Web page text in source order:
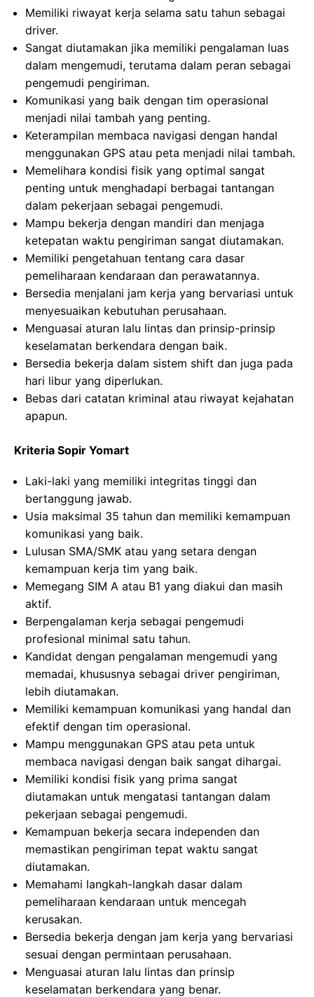
Memiliki riwayat kerja selama satu tahun sebagai
driver.
Sangat diutamakan jika memiliki pengalaman luas
dalam mengemudi, terutama dalam peran sebagai
pengemudi pengiriman.
Komunikasi yang baik dengan tim operasional
menjadi nilai tambah yang penting.
Keterampilan membaca navigasi dengan handal
menggunakan GPS atau peta menjadi nilai tambah.
Memelihara kondisi fisik yang optimal sangat
penting untuk menghadapi berbagai tantangan
dalam pekerjaan sebagai pengemudi.
Mampu bekerja dengan mandiri dan menjaga
ketepatan waktu pengiriman sangat diutamakan.
Memiliki pengetahuan tentang cara dasar
pemeliharaan kendaraan dan perawatannya.
Bersedia menjalani jam kerja yang bervariasi untuk
menyesuaikan kebutuhan perusahaan.
Menguasai aturan lalu lintas dan prinsip-prinsip
keselamatan berkendara dengan baik.
Bersedia bekerja dalam sistem shift dan juga pada
hari libur yang diperlukan.
Bebas dari catatan kriminal atau riwayat kejahatan
apapun.
Kriteria Sopir Yomart
Laki-laki yang memiliki integritas tinggi dan
bertanggung jawab.
Usia maksimal 35 tahun dan memiliki kemampuan
komunikasi yang baik.
Lulusan SMA/SMK atau yang setara dengan
kemampuan kerja tim yang baik.
Memegang SIM A atau B1 yang diakui dan masih
aktif.
Berpengalaman kerja sebagai pengemudi
profesional minimal satu tahun.
Kandidat dengan pengalaman mengemudi yang
memadai, khususnya sebagai driver pengiriman,
lebih diutamakan.
Memiliki kemampuan komunikasi yang handal dan
efektif dengan tim operasional.
Mampu menggunakan GPS atau peta untuk
membaca navigasi dengan baik sangat dihargai.
Memiliki kondisi fisik yang prima sangat
diutamakan untuk mengatasi tantangan dalam
pekerjaan sebagai pengemudi.
Kemampuan bekerja secara independen dan
memastikan pengiriman tepat waktu sangat
diutamakan.
Memahami langkah-langkah dasar dalam
pemeliharaan kendaraan untuk mencegah
kerusakan.
Bersedia bekerja dengan jam kerja yang bervariasi
sesuai dengan permintaan perusahaan.
Menguasai aturan lalu lintas dan prinsip
keselamatan berkendara yang benar.